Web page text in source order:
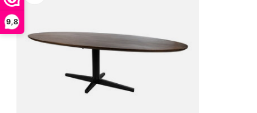
9,8